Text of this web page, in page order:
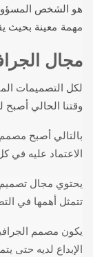
هو الشخص
مهمة معينة بحيث
مجال
لكل التصميمات
وقتنا الحالي أصبح
بالتالي أصبح
الاعتماد عليه في
يحتوي مجال
تتمثل أهمها في
يكون مصمم
الإبداع لديه حتى